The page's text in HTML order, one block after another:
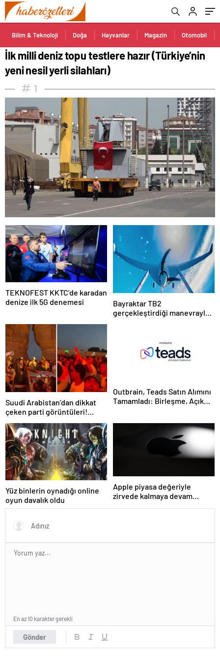
Bilim & Teknoloji Doğa Hayvanlar Magazin Otomobil
İlk milli deniz topu testlere hazır (Türkiye’nin
yeni nesil yerli silahları)
1
TEKNOFEST KKTC’de karadan
denize ilk 5G denemesi
Bayraktar TB2
gerçekleştirdiği manevrayla
Suudi Arabistan’dan dikkat
çeken parti görüntüleri!
Yapıldığı yer de bir o kadar
ilginç
Outbrain, Teads Satın Alımını
Tamamladı: Birleşme, Açık
Yüz binlerin oynadığı online
oyun davalık oldu
Apple piyasa değeriyle
zirvede kalmaya devam
Gönder
En az 10 karakter gerekli